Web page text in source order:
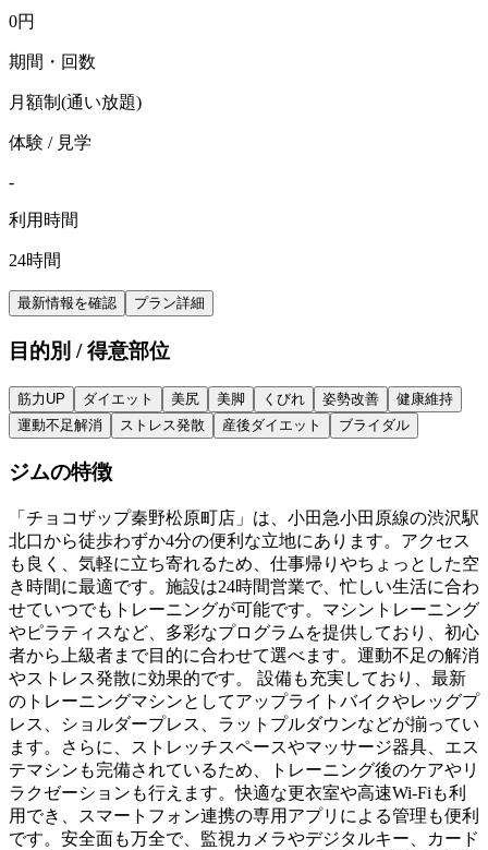
0円
期間・回数
月額制(通い放題)
体験 / 見学
-
利用時間
24時間
最新情報を確認 プラン詳細
目的別 / 得意部位
筋力UP ダイエット 美尻 美脚 くびれ 姿勢改善
健康維持
運動不足解消
ストレス発散 産後ダイエット ブライダル
ジムの特徴
「チョコザップ秦野松原町店」は、小田急小田原線の渋沢駅
北口から徒歩わずか4分の便利な立地にあります。アクセス
も良く、気軽に立ち寄れるため、仕事帰りやちょっとした空
き時間に最適です。施設は24時間営業で、忙しい生活に合わ
せていつでもトレーニングが可能です。マシントレーニング
やピラティスなど、多彩なプログラムを提供しており、初心
者から上級者まで目的に合わせて選べます。運動不足の解消
やストレス発散に効果的です。 設備も充実しており、最新
のトレーニングマシンとしてアップライトバイクやレッグプ
レス、ショルダープレス、ラットプルダウンなどが揃ってい
ます。さらに、ストレッチスペースやマッサージ器具、エス
テマシンも完備されているため、トレーニング後のケアやリ
ラクゼーションも行えます。快適な更衣室や高速Wi-Fiも利
用でき、スマートフォン連携の専用アプリによる管理も便利
です。安全面も万全で、監視カメラやデジタルキー、カード